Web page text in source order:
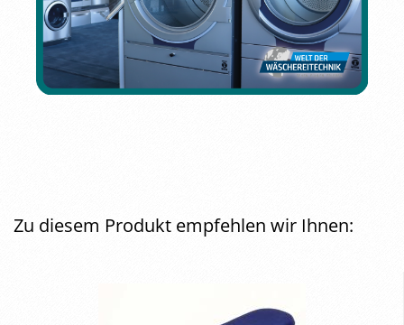
Zu diesem Produkt empfehlen wir Ihnen: